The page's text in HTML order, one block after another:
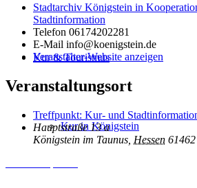
Kur & Tourismus
Kur in Königstein
Stadtarchiv Königstein in
Stadtinformation
Telefon 06174202281
E-Mail info@koenigstein.de
Veranstalter-Website anzeigen
Veranstaltungsort
Treffpunkt: Kur- und
Hauptstraße 13 a
Königstein im Taunus Hessen 61462